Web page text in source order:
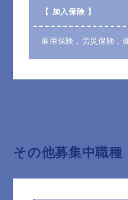
【 加入保険 】
雇用保険，労災保険，
その他募集中職種